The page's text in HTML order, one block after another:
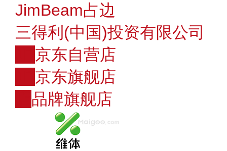
JimBeam占边
三得利(中国)投资有限公司
京东自营店
京东旗舰店
品牌旗舰店